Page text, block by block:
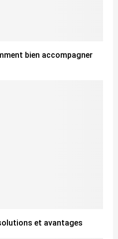
bien accompagner
et avantages